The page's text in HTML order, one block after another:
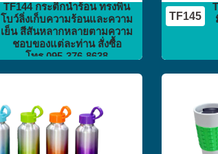
TF144 กระติกน้ำร้อน ทรงพิน
โบว์ลิ่งเก็บความร้อนและความ
เย็น สีสันหลากหลายตามความ
ชอบของแต่ละท่าน สั่งซื้อ
โทร.095-376-8638
TF145
flask vacuum